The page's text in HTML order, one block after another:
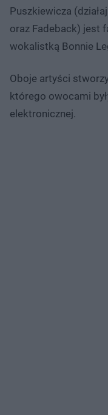
Puszkiewicza
oraz Fadeback) jest
wokalistką Bonnie
Oboje artyści
którego owocami
elektronicznej.